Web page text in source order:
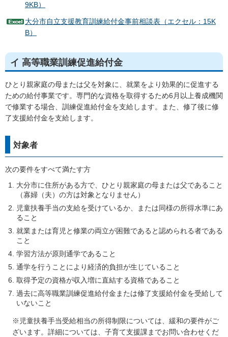
9KB）
大分市自立支援教育訓練給付金事前相談表（エクセル：15K
B）
イ 高等職業訓練促進給付金
ひとり親家庭の母または父を対象に、就業をより効果的に促進する
ための給付事業です。専門的な資格を取得するため6月以上養成機関
で修業する場合、訓練促進給付金を支給します。また、修了後に修
了支援給付金を支給します。
対象者
次の要件をすべて満たす方
大分市に住所がある方で、ひとり親家庭の母または父であること
（寡婦（夫）の方は対象となりません）
児童扶養手当の支給を受けているか、または同様の所得水準にあ
ること
就業または育児と修業の両立が困難であると認められる者である
こと
学習方法が原則通学であること
通学を行うことにより経済的負担が生じていること
取得予定の資格が収入増に直結する資格であること
過去に高等職業訓練促進給付金または修了支援給付金を受給して
いないこと
※児童扶養手当受給相当の所得制限については、緩和の要件がご
ざいます。詳細については、子育て支援課までお問い合わせくだ